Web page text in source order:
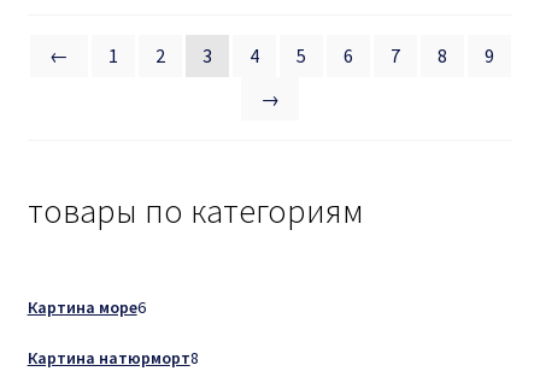
← 1 2 3 4 5 6 7 8
9
→
товары по категориям
Картина море66
Картина натюрморт88